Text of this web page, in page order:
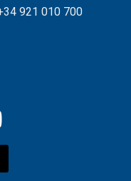
921 010 700